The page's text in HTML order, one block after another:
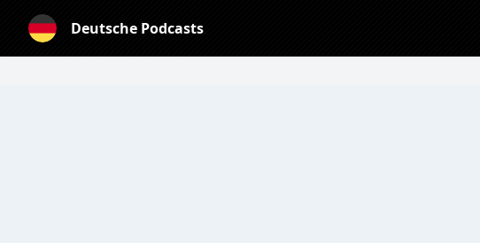
Deutsche Podcasts